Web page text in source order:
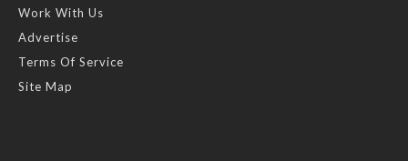
Work With Us
Advertise
Terms Of Service
Site Map